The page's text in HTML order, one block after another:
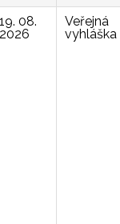
19. 08.
2026
Veřejná
vyhláška